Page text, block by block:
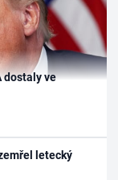
dostaly ve
letecký